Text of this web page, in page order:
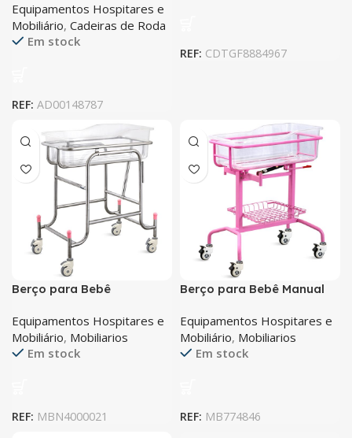
Equipamentos Hospitares e
Mobiliário, Cadeiras de Roda
Em stock
REF: AD00148787
REF: CDTGF8884967
Berço para Bebê
Equipamentos Hospitares e
Mobiliário, Mobiliarios
Em stock
REF: MBN4000021
Berço para Bebê Manual
Equipamentos Hospitares e
Mobiliário, Mobiliarios
Em stock
REF: MB774846